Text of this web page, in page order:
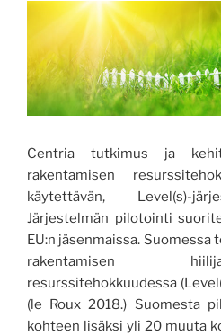
Centria tutkimus ja
rakentamisen
käytettävän, Level(s)-
Järjestelmän pilotointi
EU:n jäsenmaissa.
rakentamisen
resurssitehokkuudessa
(le Roux 2018.) Suomesta
kohteen lisäksi yli 20 muuta